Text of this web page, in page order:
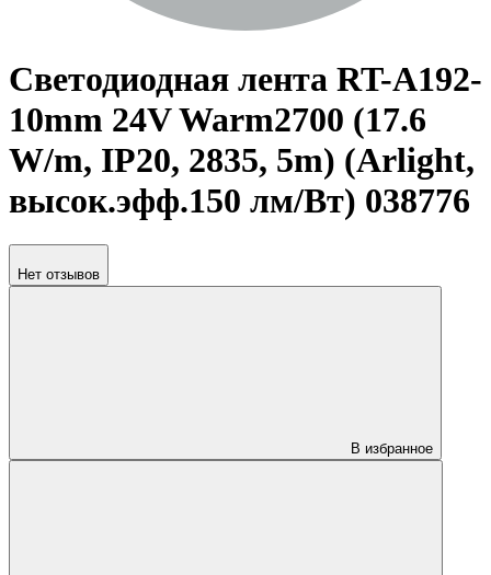
Светодиодная лента RT-A192-
10mm 24V Warm2700 (17.6
W/m, IP20, 2835, 5m) (Arlight,
высок.эфф.150 лм/Вт) 038776
Нет отзывов
В избранное